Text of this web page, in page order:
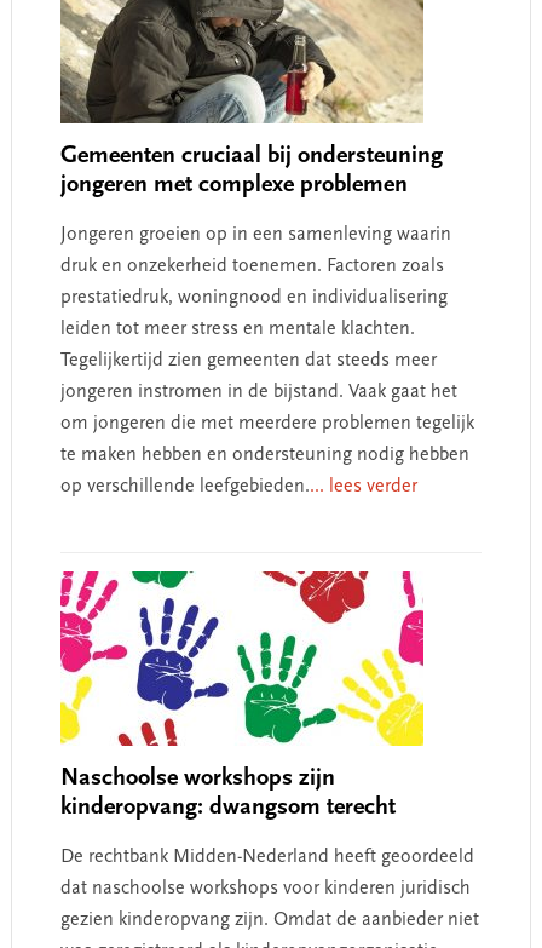
Gemeenten cruciaal bij ondersteuning
jongeren met complexe problemen
Jongeren groeien op in een samenleving waarin
druk en onzekerheid toenemen. Factoren zoals
prestatiedruk, woningnood en individualisering
leiden tot meer stress en mentale klachten.
Tegelijkertijd zien gemeenten dat steeds meer
jongeren instromen in de bijstand. Vaak gaat het
om jongeren die met meerdere problemen tegelijk
te maken hebben en ondersteuning nodig hebben
op verschillende leefgebieden.... lees verder
Naschoolse workshops zijn
kinderopvang: dwangsom terecht
De rechtbank Midden-Nederland heeft geoordeeld
dat naschoolse workshops voor kinderen juridisch
gezien kinderopvang zijn. Omdat de aanbieder niet